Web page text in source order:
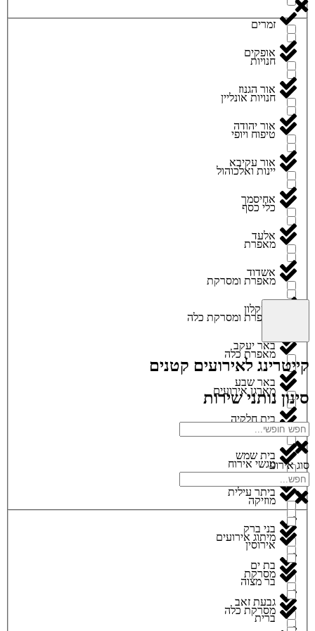
זמרים
חנויות
חנויות אונליין
טיפוח ויופי
יינות ואלכוהול
כלי כסף
מאפרת
מאפרת ומסרקת
מאפרת ומסרקת כלה
מאפרת כלה
מארגן אירועים
מגנטים
מגשי אירוח
מוזיקה
מיתוג אירועים
מסרקת
מסרקת כלה
אופקים
אור הגנוז
אור יהודה
אור עקיבא
אחיסמך
אלעד
אשדוד
אשקלון
באר יעקב
באר שבע
בית חלקיה
בית שמש
ביתר עילית
בני ברק
בת ים
גבעת זאב
קייטרינג לאירועים קטנים
סינון נותני שירות
סוג אירוע
אירוסין
בר מצוה
ברית